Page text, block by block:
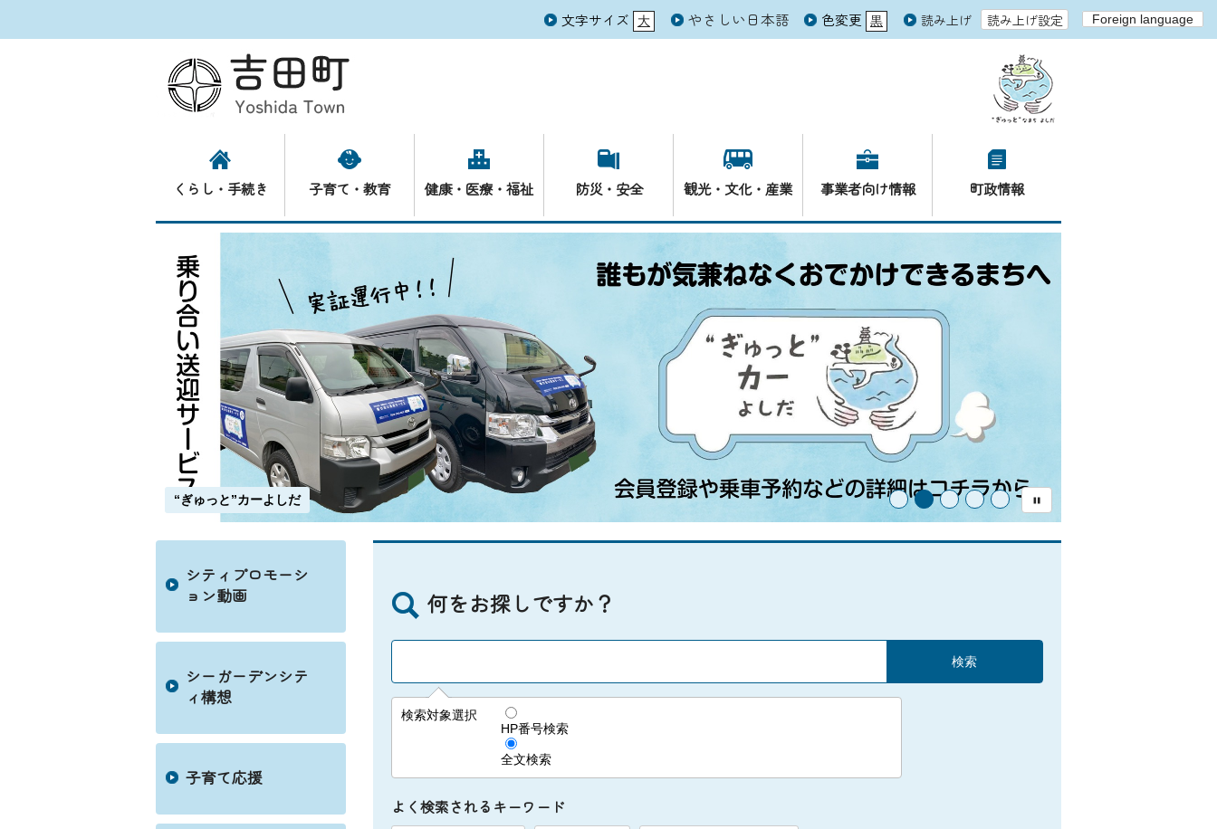
文字サイズ 大
元 やさしい日本語 色変更 黒
青
白 読み上げ 読み上げ設定 Foreign language
くらし・手続き 子育て・教育 健康・医療・福祉 防災・安全 観光・文化・産業 事業者向け情報 町政情報
“ぎゅっと”カーよしだ
シティプロモーシ
ョン動画
シーガーデンシテ
ィ構想
子育て応援
何をお探しですか？
検索対象選択
HP番号検索
全文検索
よく検索されるキーワード